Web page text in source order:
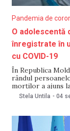
Pandemia de
O adolescentă
înregistrate în
cu COVID-19
În Republica
rândul
morților a ajuns
Muncii și
din mun.
Stela Untila - 04